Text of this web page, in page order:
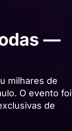
—
milhares de
O evento foi
de